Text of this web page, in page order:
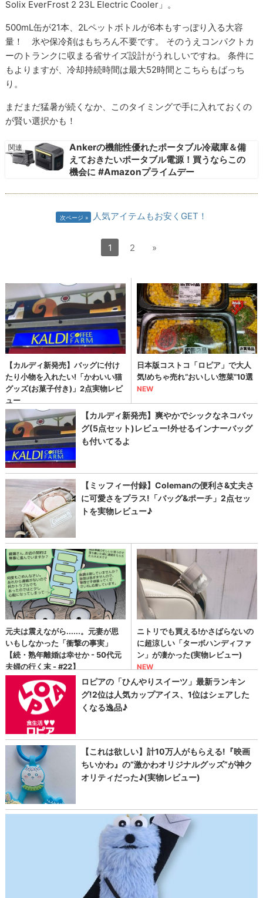
Solix EverFrost 2 23L Electric Cooler」。
500mL缶が21本、2Lペットボトルが6本もすっぽり入る大容
量！ 氷や保冷剤はもちろん不要です。 そのうえコンパクトカ
ーのトランクに収まる省サイズ設計がうれしいですね。 条件に
もよりますが、冷却持続時間は最大52時間とこちらもばっち
り。
まだまだ猛暑が続くなか、このタイミングで手に入れておくの
が賢い選択かも！
Ankerの機能性優れたポータブル冷蔵庫＆備
えておきたいポータブル電源！買うならこの
機会に #Amazonプライムデー
次ページ 人気アイテムもお安くGET！
1 2 »